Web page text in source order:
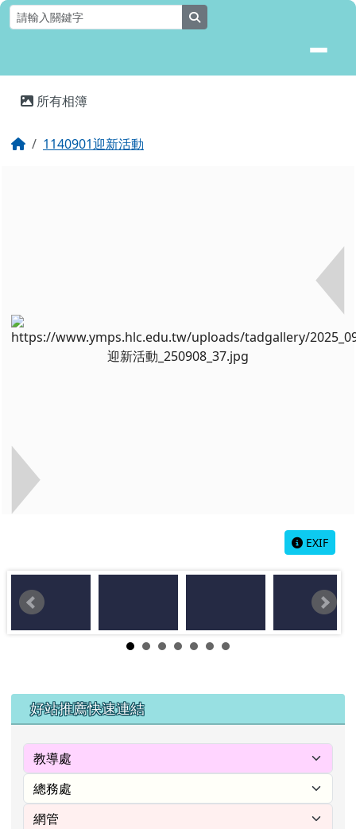
跳至主內容區
花蓮縣壽豐鄉月眉國民小學全球資
所有相簿
回首頁1140901迎新活動
EXIF
左邊區域內容
好站推薦快速連結